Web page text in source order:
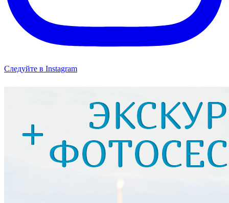
Следуйте в Instagram